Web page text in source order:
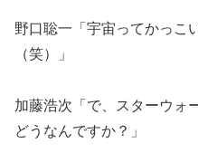
野口聡一「宇宙ってかっこ
（笑）」
加藤浩次「で、スターウォ
どうなんですか？」